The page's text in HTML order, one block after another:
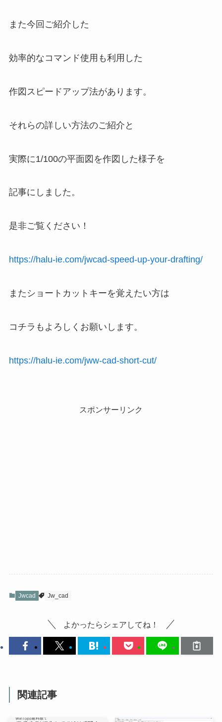
また今回ご紹介した
効率的なコマンド使用も利用した
作図スピードアップ法があります。
それらの詳しい方法のご紹介と
実際に1/100の平面図を作図した様子を
記事にしました。
是非ご覧ください！
https://halu-ie.com/jwcad-speed-up-your-drafting/
またショートカットキーを覚えたい方は
コチラもよろしくお願いします。
https://halu-ie.com/jww-cad-short-cut/
スポンサーリンク
Jwcad Jw_cad
よかったらシェアしてね！
関連記事